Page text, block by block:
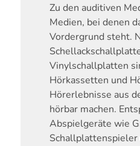
Zu den auditiven
Medien, bei denen
Vordergrund steht.
Vinylschallplatten
Hörkassetten und
Hörerlebnisse aus
hörbar machen.
Abspielgeräte wie
Schallplattenspieler